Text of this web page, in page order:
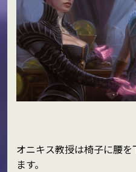
オニキス教授は椅子に腰
ます。